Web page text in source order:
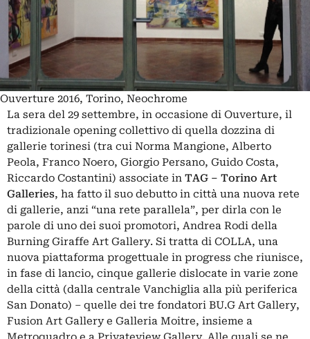
Ouverture 2016, Torino, Neochrome
La sera del 29 settembre, in occasione di Ouverture, il
tradizionale opening collettivo di quella dozzina di
gallerie torinesi (tra cui Norma Mangione, Alberto
Peola, Franco Noero, Giorgio Persano, Guido Costa,
Riccardo Costantini) associate in TAG – Torino Art
Galleries, ha fatto il suo debutto in città una nuova rete
di gallerie, anzi “una rete parallela”, per dirla con le
parole di uno dei suoi promotori, Andrea Rodi della
Burning Giraffe Art Gallery. Si tratta di COLLA, una
nuova piattaforma progettuale in progress che riunisce,
in fase di lancio, cinque gallerie dislocate in varie zone
della città (dalla centrale Vanchiglia alla più periferica
San Donato) – quelle dei tre fondatori BU.G Art Gallery,
Fusion Art Gallery e Galleria Moitre, insieme a